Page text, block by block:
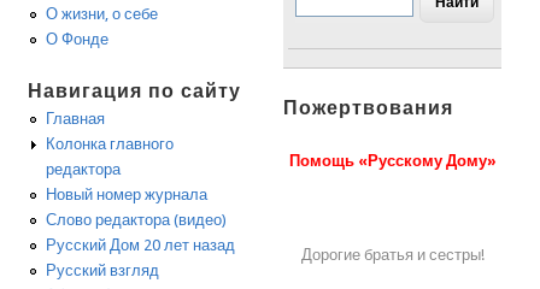
О жизни, о себе
О Фонде
Навигация по сайту
Главная
Колонка главного
редактора
Новый номер журнала
Слово редактора (видео)
Русский Дом 20 лет назад
Русский взгляд
Пожертвования
Помощь «Русскому Дому»
Дорогие братья и сестры!